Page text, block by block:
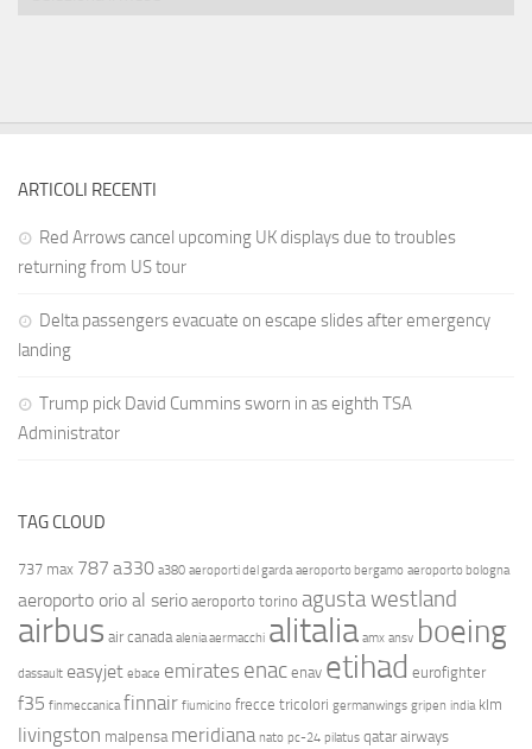
ARTICOLI RECENTI
Red Arrows cancel upcoming UK displays due to troubles
returning from US tour
Delta passengers evacuate on escape slides after emergency
landing
Trump pick David Cummins sworn in as eighth TSA
Administrator
TAG CLOUD
737 max 787 a330 a380 aeroporti del garda aeroporto bergamo aeroporto bologna
aeroporto orio al serio aeroporto torino agusta westland
airbus air canada alenia aermacchi alitalia amx ansv boeing
dassault easyjet ebace emirates enac enav etihad eurofighter
f35 finmeccanica finnair fiumicino frecce tricolori germanwings gripen india klm
livingston malpensa meridiana nato pc-24 pilatus qatar airways